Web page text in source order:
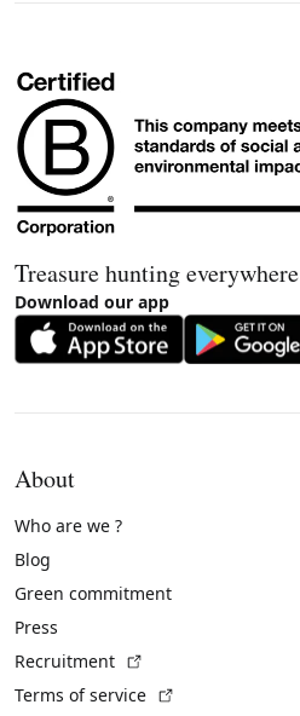
Treasure hunting everywhere
Download our app
About
Who are we ?
Blog
Green commitment
Press
Recruitment
Terms of service